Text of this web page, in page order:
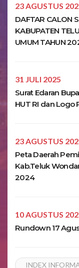
23 AGUSTUS
DAFTAR CALON
KABUPATEN
UMUM TAHUN
31 JULI 2025
Surat Edaran
HUT RI dan Logo
23 AGUSTUS
Peta Daerah
Kab.Teluk
2024
10 AGUSTUS
Rundown 17
INDEX